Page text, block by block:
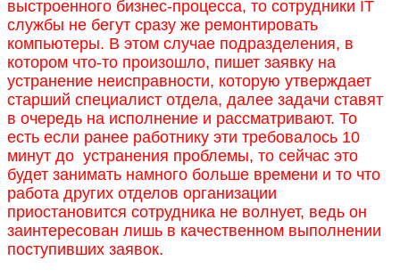
выстроенного бизнес-процесса, то сотрудники IT
службы не бегут сразу же ремонтировать
компьютеры. В этом случае подразделения, в
котором что-то произошло, пишет заявку на
устранение неисправности, которую утверждает
старший специалист отдела, далее задачи ставят
в очередь на исполнение и рассматривают. То
есть если ранее работнику эти требовалось 10
минут до устранения проблемы, то сейчас это
будет занимать намного больше времени и то что
работа других отделов организации
приостановится сотрудника не волнует, ведь он
заинтересован лишь в качественном выполнении
поступивших заявок.